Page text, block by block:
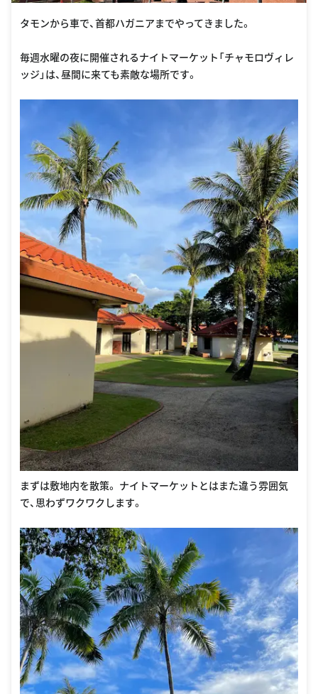
タモンから車で、首都ハガニアまでやってきました。
毎週水曜の夜に開催されるナイトマーケット「チャモロヴィレ
ッジ」は、昼間に来ても素敵な場所です。
まずは敷地内を散策。 ナイトマーケットとはまた違う雰囲気
で、思わずワクワクします。